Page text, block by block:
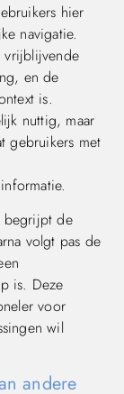
hier
navigatie.
vrijblijvende
en de
is.
nuttig, maar
gebruikers met
begrijpt de
volgt pas de
is. Deze
voor
wil
andere